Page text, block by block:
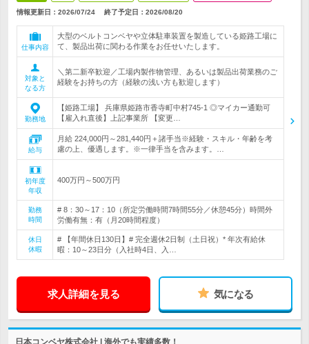
情報更新日：2026/07/24 終了予定日： 2026/08/20
仕事内容
大型のベルトコンベヤや立体駐車装置を製造している姫路工場に
て、製品出荷に関わる作業をお任せいたします。
対象と
なる方
＼第二新卒歓迎／工場内製作物管理、あるいは製品出荷業務のご
経験をお持ちの方（経験の浅い方も歓迎します）
勤務地
【姫路工場】 兵庫県姫路市香寺町中村745-1 ◎マイカー通勤可
【雇入れ直後】上記事業所 【変更…
給与
月給 224,000円～281,440円＋諸手当※経験・スキル・年齢を考
慮の上、優遇します。※一律手当を含みます。…
初年度
年収
400万円～500万円
勤務
時間
# 8：30～17：10（所定労働時間7時間55分／休憩45分）時間外
労働有無：有（月20時間程度）
休日
休暇
# 【年間休日130日】# 完全週休2日制（土日祝）* 年次有給休
暇：10～23日分（入社時4日、入…
求人詳細を見る 気になる
日本コンベヤ株式会社 | 海外でも実績多数！